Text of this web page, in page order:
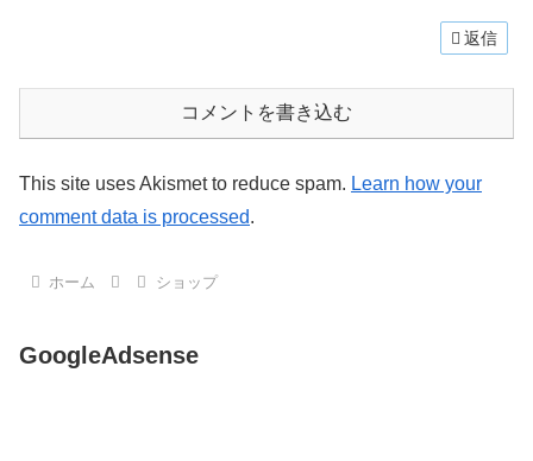
返信
コメントを書き込む
This site uses Akismet to reduce spam. Learn how your
comment data is processed.
ホーム ショップ
GoogleAdsense